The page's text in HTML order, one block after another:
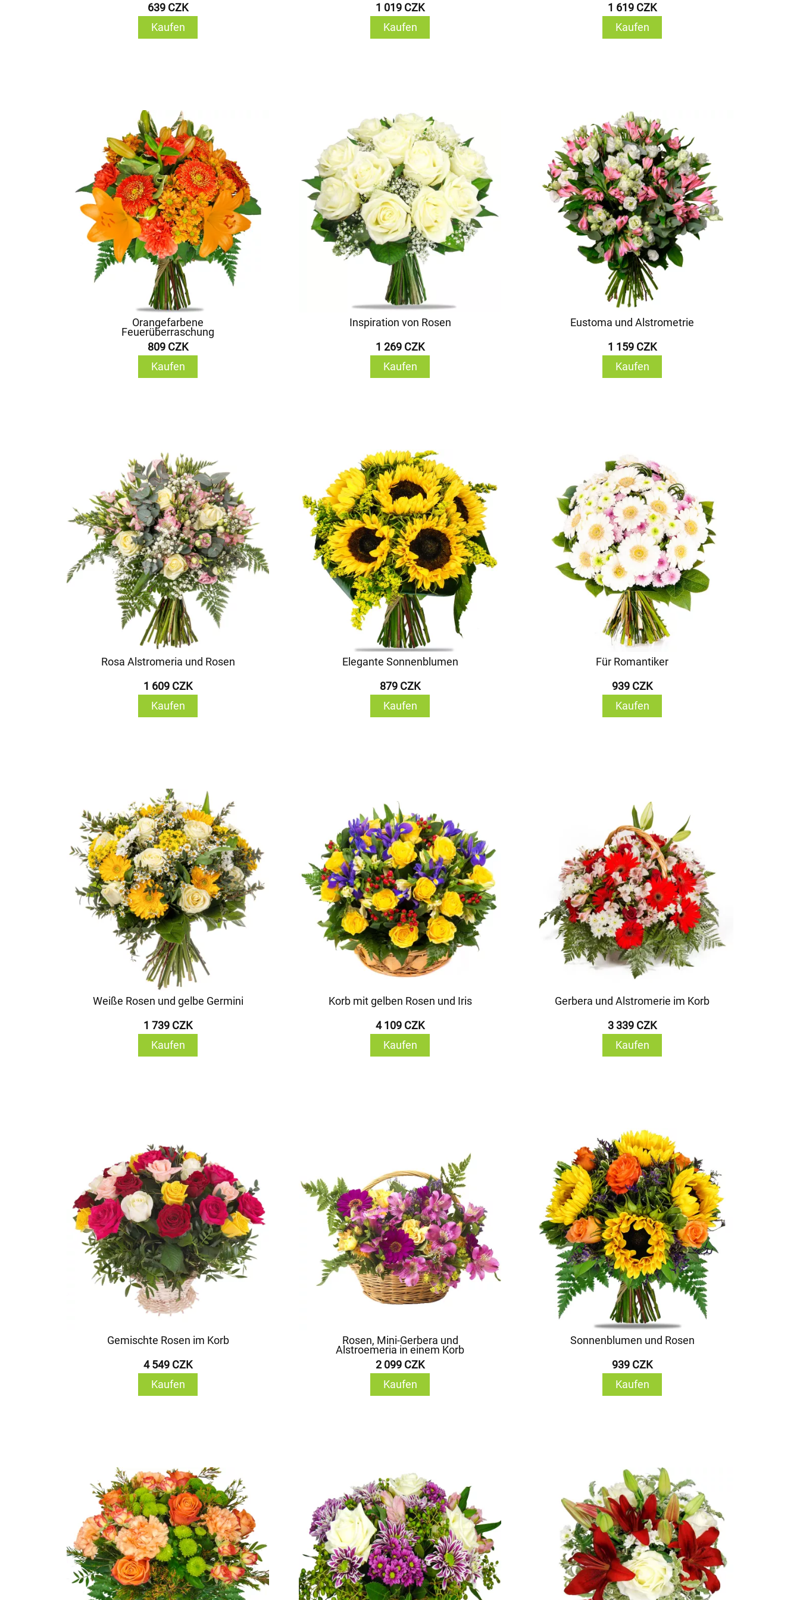
639 CZK
Kaufen
1 019 CZK
Kaufen
1 619 CZK
Kaufen
Orangefarbene
Feuerüberraschung
809 CZK
Kaufen
Inspiration von Rosen
1 269 CZK
Kaufen
Eustoma und Alstrometrie
1 159 CZK
Kaufen
Rosa Alstromeria und Rosen
1 609 CZK
Kaufen
Elegante Sonnenblumen
879 CZK
Kaufen
Für Romantiker
939 CZK
Kaufen
Weiße Rosen und gelbe Germini
1 739 CZK
Kaufen
Korb mit gelben Rosen und Iris
4 109 CZK
Kaufen
Gerbera und Alstromerie im Korb
3 339 CZK
Kaufen
Gemischte Rosen im Korb
4 549 CZK
Kaufen
Rosen, Mini-Gerbera und
Alstroemeria in einem Korb
2 099 CZK
Kaufen
Sonnenblumen und Rosen
939 CZK
Kaufen